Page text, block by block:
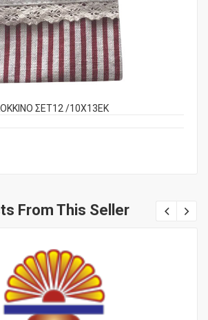
ΣΕΤ12 /10Χ13ΕΚ
From This Seller